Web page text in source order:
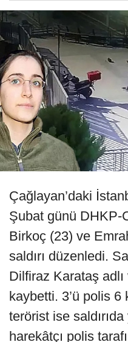
Çağlayan’daki
Şubat günü DHKP-
Birkoç (23) ve
saldırı düzenledi.
Dilfiraz Karataş adlı
kaybetti. 3’ü polis 6
terörist ise
harekâtçı polis